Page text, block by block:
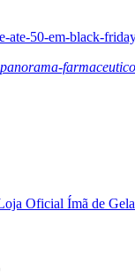
ate-50-em-black-
farmaceutico
Oficial Ímã de